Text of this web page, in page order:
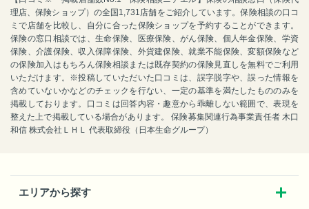
理店、保険ショップ）の全国1,731店舗をご紹介しています。保険相談の口コ
ミで店舗を比較し、自分に合った保険ショップを予約することができます。
保険の窓口相談では、生命保険、医療保険、がん保険、個人年金保険、学資
保険、介護保険、収入保障保険、外貨建保険、就業不能保険、変額保険など
の保険加入はもちろん保険相談または既存契約の保険見直しを無料でご利用
いただけます。※投稿していただいた口コミは、誤字脱字や、誤った情報を
含めていないかなどのチェックを行ない、一定の基準を満たしたもののみを
掲載しております。口コミは回答内容・趣意から乖離しない範囲で、表現を
整えた上で掲載している場合があります。 保険募集関連行為事業責任者 木口
和信 株式会社ＬＨＬ 代表取締役（日本生命グループ）
エリアから探す